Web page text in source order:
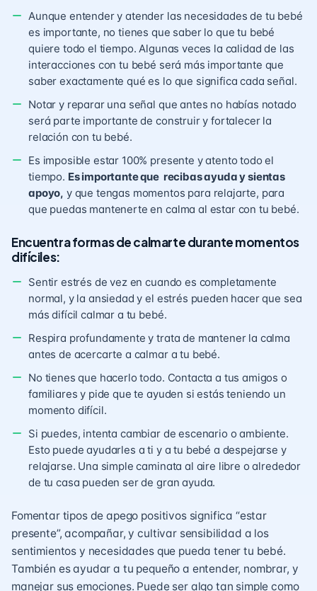
Aunque entender y atender las necesidades de tu bebé
es importante, no tienes que saber lo que tu bebé
quiere todo el tiempo. Algunas veces la calidad de las
interacciones con tu bebé será más importante que
saber exactamente qué es lo que significa cada señal.
Notar y reparar una señal que antes no habías notado
será parte importante de construir y fortalecer la
relación con tu bebé.
Es imposible estar 100% presente y atento todo el
tiempo. Es importante que recibas ayuda y sientas
apoyo, y que tengas momentos para relajarte, para
que puedas mantenerte en calma al estar con tu bebé.
Encuentra formas de calmarte durante momentos
difíciles:
Sentir estrés de vez en cuando es completamente
normal, y la ansiedad y el estrés pueden hacer que sea
más difícil calmar a tu bebé.
Respira profundamente y trata de mantener la calma
antes de acercarte a calmar a tu bebé.
No tienes que hacerlo todo. Contacta a tus amigos o
familiares y pide que te ayuden si estás teniendo un
momento difícil.
Si puedes, intenta cambiar de escenario o ambiente.
Esto puede ayudarles a ti y a tu bebé a despejarse y
relajarse. Una simple caminata al aire libre o alrededor
de tu casa pueden ser de gran ayuda.
Fomentar tipos de apego positivos significa “estar
presente”, acompañar, y cultivar sensibilidad a los
sentimientos y necesidades que pueda tener tu bebé.
También es ayudar a tu pequeño a entender, nombrar, y
manejar sus emociones. Puede ser algo tan simple como